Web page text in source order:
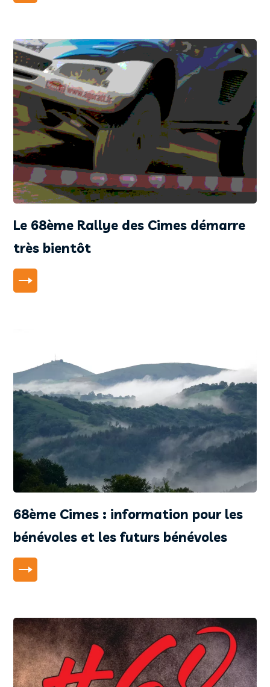
Le 68ème Rallye des Cimes démarre
très bientôt
68ème Cimes : information pour les
bénévoles et les futurs bénévoles